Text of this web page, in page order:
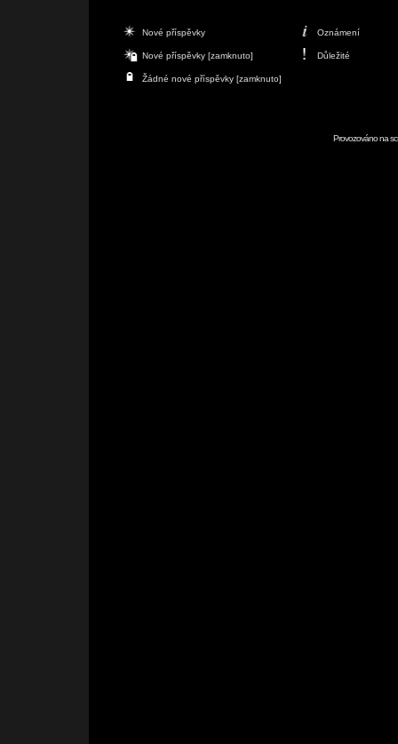
Nové příspěvky Oznámení
Nové příspěvky [zamknuto] Důležité
Žádné nové příspěvky [zamknuto]
Provozováno na